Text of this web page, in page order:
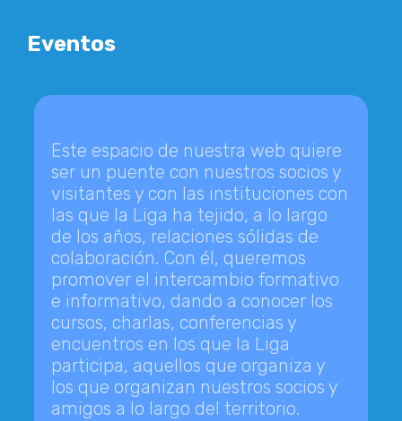
Eventos
Este espacio de nuestra web quiere
ser un puente con nuestros socios y
visitantes y con las instituciones con
las que la Liga ha tejido, a lo largo
de los años, relaciones sólidas de
colaboración. Con él, queremos
promover el intercambio formativo
e informativo, dando a conocer los
cursos, charlas, conferencias y
encuentros en los que la Liga
participa, aquellos que organiza y
los que organizan nuestros socios y
amigos a lo largo del territorio.